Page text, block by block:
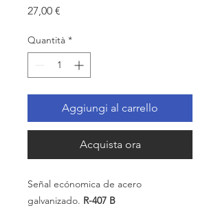
27,00 €
Quantità *
Aggiungi al carrello
Acquista ora
Señal ecónomica de acero
galvanizado. R-407 B